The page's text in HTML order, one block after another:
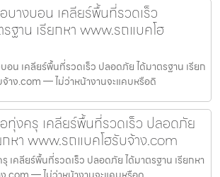
บางบอน เคลียร์พื้นที่รวดเร็ว
ฐาน เรียกหา www.รถแบคโฮ
อน เคลียร์พื้นที่รวดเร็ว ปลอดภัย ได้มาตรฐาน เรียก
าง.com — ไม่ว่าหน้างานจะแคบหรือดิ
ทุ่งครุ เคลียร์พื้นที่รวดเร็ว ปลอดภัย
กหา www.รถแบคโฮรับจ้าง.com
เคลียร์พื้นที่รวดเร็ว ปลอดภัย ได้มาตรฐาน เรียกหา